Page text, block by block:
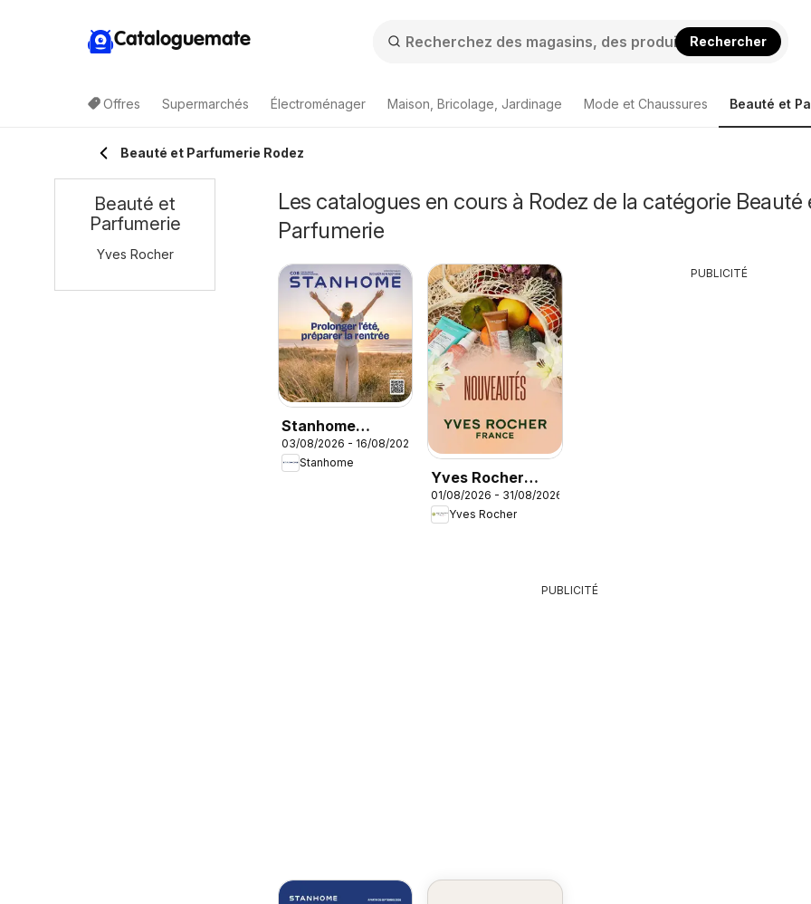
Cataloguemate Rechercher
Offres Supermarchés Électroménager Maison, Bricolage, Jardinage Mode et Chaussures Beauté et
Beauté et Parfumerie Rodez
Les catalogues en cours à Rodez de la catégorie Beauté
Parfumerie
Stanhome
catalogue
03/08/2026 - 16/08/2026
Stanhome
Yves Rocher
catalogue
01/08/2026 - 31/08/2026
Yves Rocher
PUBLICITÉ
PUBLICITÉ
Beauté et
Parfumerie
Yves Rocher